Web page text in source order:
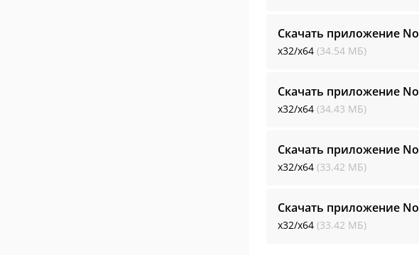
Скачать приложение
x32/x64 (34.54 МБ)
Скачать приложение
x32/x64 (34.43 МБ)
Скачать приложение
x32/x64 (33.42 МБ)
Скачать приложение
x32/x64 (33.42 МБ)